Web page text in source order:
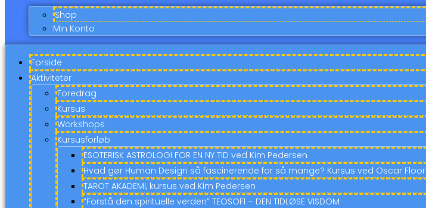
Shop
Min Konto
Forside
Aktiviteter
Foredrag
Kursus
Workshops
Kursusforløb
ESOTERISK ASTROLOGI FOR EN NY TID ved Kim Pedersen
Hvad gør Human Design så fascinerende for så mange? Kursus ved Oscar Floor
TAROT AKADEMI, kursus ved Kim Pedersen
”Forstå den spirituelle verden” TEOSOFI – DEN TIDLØSE VISDOM